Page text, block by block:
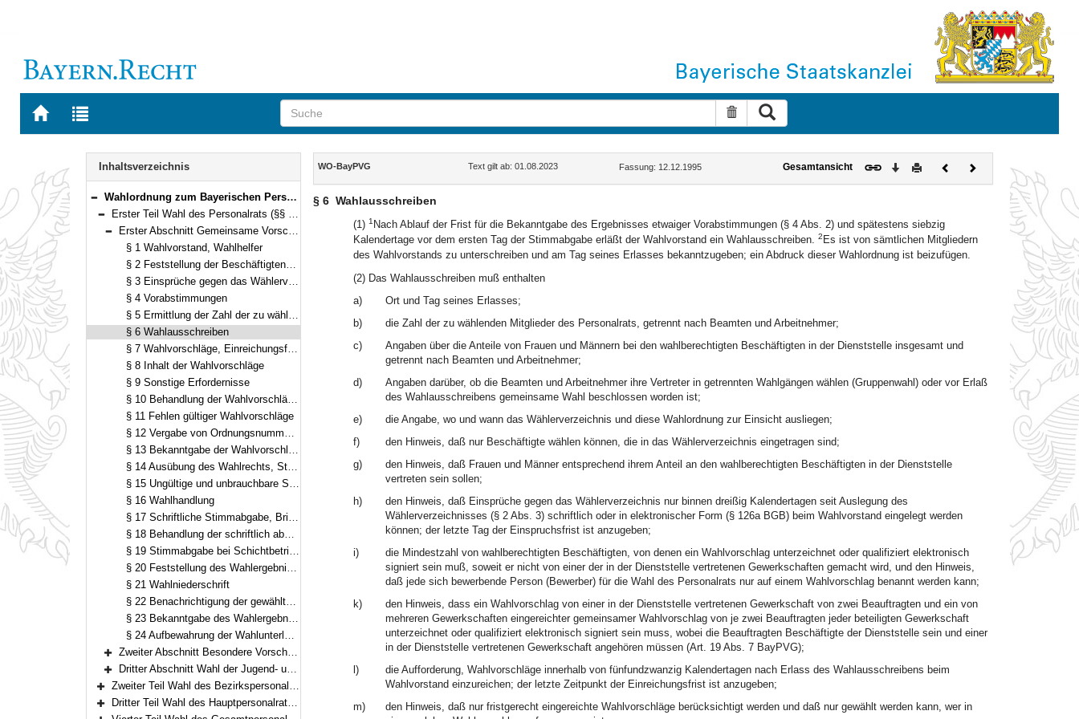
Zur
BAYERN.RECHT
Zur
letzten
Suche zurücksetzen
Navigation
Inhaltsverzeichnis
Bereich reduzieren
Wahlordnung zum Bayerischen Personalvertretungsgesetz (WO-BayPVG) Vom 12. Dezember 1995 (GVBl. S. 868) BayRS 2035-2-F (§§ 1–57)
Bereich reduzieren
Erster Teil Wahl des Personalrats (§§ 1–32)
Bereich reduzieren
Erster Abschnitt Gemeinsame Vorschriften über Vorbereitung und Durchführung der Wahl (§§ 1–24)
§ 1 Wahlvorstand, Wahlhelfer
§ 2 Feststellung der Beschäftigtenzahl, Wählerverzeichnis
§ 3 Einsprüche gegen das Wählerverzeichnis
§ 4 Vorabstimmungen
§ 5 Ermittlung der Zahl der zu wählenden Personalratsmitglieder; Verteilung der Sitze auf die Gruppen
§ 6 Wahlausschreiben
§ 7 Wahlvorschläge, Einreichungsfrist
§ 8 Inhalt der Wahlvorschläge
§ 9 Sonstige Erfordernisse
§ 10 Behandlung der Wahlvorschläge durch den Wahlvorstand; ungültige Wahlvorschläge
§ 11 Fehlen gültiger Wahlvorschläge
§ 12 Vergabe von Ordnungsnummern, Bezeichnung der Wahlvorschläge
§ 13 Bekanntgabe der Wahlvorschläge
§ 14 Ausübung des Wahlrechts, Stimmzettel
§ 15 Ungültige und unbrauchbare Stimmzettel
§ 16 Wahlhandlung
§ 17 Schriftliche Stimmabgabe, Briefwahl
§ 18 Behandlung der schriftlich abgegebenen Stimmen
§ 19 Stimmabgabe bei Schichtbetrieb und bei Nebenstellen und Teilen von Dienststellen
§ 20 Feststellung des Wahlergebnisses
§ 21 Wahlniederschrift
§ 22 Benachrichtigung der gewählten Bewerber
§ 23 Bekanntgabe des Wahlergebnisses
§ 24 Aufbewahrung der Wahlunterlagen
Bereich erweitern
Zweiter Abschnitt Besondere Vorschriften für das Wahlverfahren (§§ 25–30)
Bereich erweitern
Dritter Abschnitt Wahl der Jugend- und Auszubildendenvertretung (§§ 31–32)
Bereich erweitern
Zweiter Teil Wahl des Bezirkspersonalrats und der Bezirksjugend- und Auszubildendenvertretung (§§ 33–45)
Bereich erweitern
Dritter Teil Wahl des Hauptpersonalrats und der Hauptjugend- und Auszubildendenvertretung (§§ 46–52)
Inhalt
WO-BayPVG Text gilt ab: 01.08.2023 Fassung: 12.12.1995 Gesamtansicht Download
DruckenVorherigesNächstes
Dokument
§ 6 Wahlausschreiben
(1) 1 Nach Ablauf der Frist für die Bekanntgabe des Ergebnisses etwaiger Vorabstimmungen (§ 4 Abs. 2) und spätestens siebzig
Kalendertage vor dem ersten Tag der Stimmabgabe erläßt der Wahlvorstand ein Wahlausschreiben. 2 Es ist von sämtlichen Mitgliedern
des Wahlvorstands zu unterschreiben und am Tag seines Erlasses bekanntzugeben; ein Abdruck dieser Wahlordnung ist beizufügen.
(2) Das Wahlausschreiben muß enthalten
a)
Ort und Tag seines Erlasses;
b)
die Zahl der zu wählenden Mitglieder des Personalrats, getrennt nach Beamten und Arbeitnehmer;
c)
Angaben über die Anteile von Frauen und Männern bei den wahlberechtigten Beschäftigten in der Dienststelle insgesamt und
getrennt nach Beamten und Arbeitnehmer;
d)
Angaben darüber, ob die Beamten und Arbeitnehmer ihre Vertreter in getrennten Wahlgängen wählen (Gruppenwahl) oder vor Erlaß
des Wahlausschreibens gemeinsame Wahl beschlossen worden ist;
e)
die Angabe, wo und wann das Wählerverzeichnis und diese Wahlordnung zur Einsicht ausliegen;
f)
den Hinweis, daß nur Beschäftigte wählen können, die in das Wählerverzeichnis eingetragen sind;
g)
den Hinweis, daß Frauen und Männer entsprechend ihrem Anteil an den wahlberechtigten Beschäftigten in der Dienststelle
vertreten sein sollen;
h)
den Hinweis, daß Einsprüche gegen das Wählerverzeichnis nur binnen dreißig Kalendertagen seit Auslegung des
Wählerverzeichnisses (§ 2 Abs. 3) schriftlich oder in elektronischer Form (§ 126a BGB) beim Wahlvorstand eingelegt werden
können; der letzte Tag der Einspruchsfrist ist anzugeben;
i)
die Mindestzahl von wahlberechtigten Beschäftigten, von denen ein Wahlvorschlag unterzeichnet oder qualifiziert elektronisch
signiert sein muß, soweit er nicht von einer der in der Dienststelle vertretenen Gewerkschaften gemacht wird, und den Hinweis,
daß jede sich bewerbende Person (Bewerber) für die Wahl des Personalrats nur auf einem Wahlvorschlag benannt werden kann;
k)
den Hinweis, dass ein Wahlvorschlag von einer in der Dienststelle vertretenen Gewerkschaft von zwei Beauftragten und ein von
mehreren Gewerkschaften eingereichter gemeinsamer Wahlvorschlag von je zwei Beauftragten jeder beteiligten Gewerkschaft
unterzeichnet oder qualifiziert elektronisch signiert sein muss, wobei die Beauftragten Beschäftigte der Dienststelle sein und einer
in der Dienststelle vertretenen Gewerkschaft angehören müssen (Art. 19 Abs. 7 BayPVG);
l)
die Aufforderung, Wahlvorschläge innerhalb von fünfundzwanzig Kalendertagen nach Erlass des Wahlausschreibens beim
Wahlvorstand einzureichen; der letzte Zeitpunkt der Einreichungsfrist ist anzugeben;
m)
den Hinweis, daß nur fristgerecht eingereichte Wahlvorschläge berücksichtigt werden und daß nur gewählt werden kann, wer in